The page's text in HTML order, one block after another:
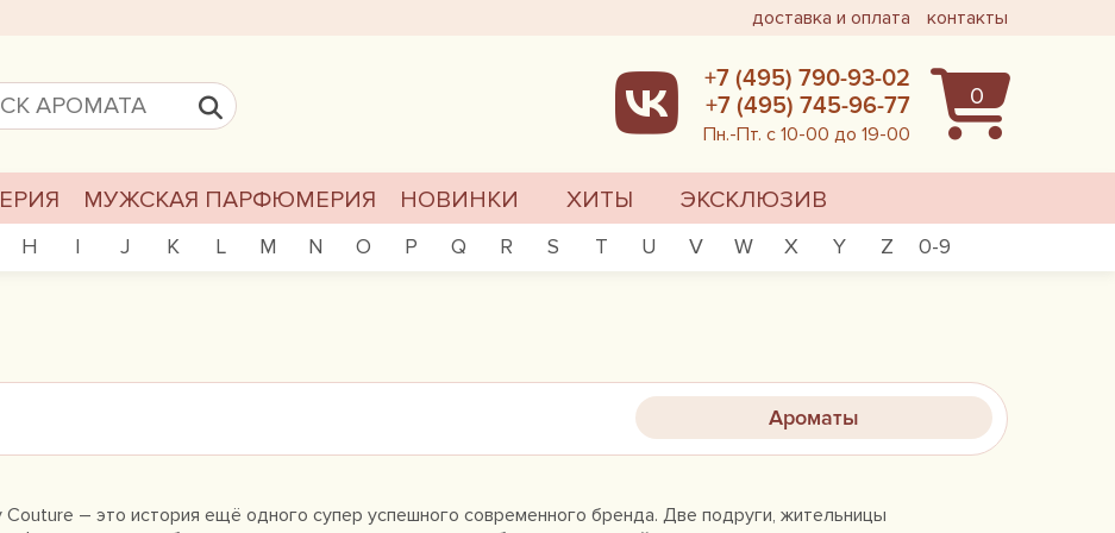
доставка и оплата контакты
0
+7 (495) 790-93-02
+7 (495) 745-96-77
Пн.-Пт. с 10-00 до 19-00
МУЖСКАЯ ПАРФЮМЕРИЯ НОВИНКИ ХИТЫ ЭКСКЛЮЗИВ
H I J K L M N O P Q R S T U V W X Y Z 0-9
Ароматы
Couture – это история ещё одного супер успешного современного бренда. Две подруги, жительницы